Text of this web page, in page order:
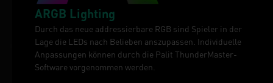
ARGB Lighting
Durch das neue addressierbare RGB sind Spieler in der
Lage die LEDs nach Belieben anszupassen. Individuelle
Anpassungen können durch die Palit ThunderMaster-
Software vorgenommen werden.